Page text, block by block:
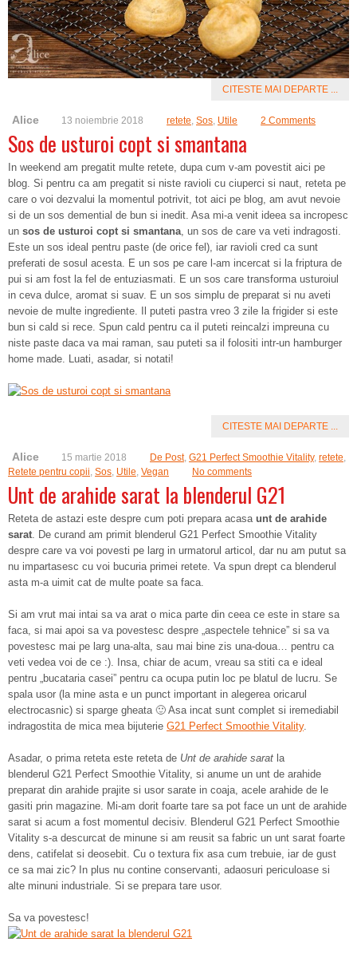
CITESTE MAI DEPARTE ...
Alice 13 noiembrie 2018 retete, Sos, Utile 2 Comments
Sos de usturoi copt si smantana
In weekend am pregatit multe retete, dupa cum v-am povestit aici pe
blog. Si pentru ca am pregatit si niste ravioli cu ciuperci si naut, reteta pe
care o voi dezvalui la momentul potrivit, tot aici pe blog, am avut nevoie
si de un sos demential de bun si inedit. Asa mi-a venit ideea sa incropesc
un sos de usturoi copt si smantana, un sos de care va veti indragosti.
Este un sos ideal pentru paste (de orice fel), iar ravioli cred ca sunt
preferati de sosul acesta. E un sos pe care l-am incercat si la friptura de
pui si am fost la fel de entuziasmati. E un sos care transforma usturoiul
in ceva dulce, aromat si suav. E un sos simplu de preparat si nu aveti
nevoie de multe ingrediente. Il puteti pastra vreo 3 zile la frigider si este
bun si cald si rece. Spun cald pentru ca il puteti reincalzi impreuna cu
niste paste daca va mai raman, sau puteti sa il folositi intr-un hamburger
home made. Luati, asadar, si notati!
CITESTE MAI DEPARTE ...
Alice 15 martie 2018 De Post, G21 Perfect Smoothie Vitality, retete,
Retete pentru copii, Sos, Utile, Vegan No comments
Unt de arahide sarat la blenderul G21
Reteta de astazi este despre cum poti prepara acasa unt de arahide
sarat. De curand am primit blenderul G21 Perfect Smoothie Vitality
despre care va voi povesti pe larg in urmatorul articol, dar nu am putut sa
nu impartasesc cu voi bucuria primei retete. Va spun drept ca blenderul
asta m-a uimit cat de multe poate sa faca.
Si am vrut mai intai sa va arat o mica parte din ceea ce este in stare sa
faca, si mai apoi sa va povestesc despre „aspectele tehnice” si sa va
povestesc mai pe larg una-alta, sau mai bine zis una-doua… pentru ca
veti vedea voi de ce :). Insa, chiar de acum, vreau sa stiti ca e ideal
pentru „bucataria casei” pentru ca ocupa putin loc pe blatul de lucru. Se
spala usor (la mine asta e un punct important in alegerea oricarul
electrocasnic) si sparge gheata 🙂 Asa incat sunt complet si iremediabil
indragostita de mica mea bijuterie G21 Perfect Smoothie Vitality.
Asadar, o prima reteta este reteta de Unt de arahide sarat la
blenderul G21 Perfect Smoothie Vitality, si anume un unt de arahide
preparat din arahide prajite si usor sarate in coaja, acele arahide de le
gasiti prin magazine. Mi-am dorit foarte tare sa pot face un unt de arahide
sarat si acum a fost momentul decisiv. Blenderul G21 Perfect Smoothie
Vitality s-a descurcat de minune si am reusit sa fabric un unt sarat foarte
dens, catifelat si deosebit. Cu o textura fix asa cum trebuie, iar de gust
ce sa mai zic? In plus nu contine conservanti, adaosuri periculoase si
alte minuni industriale. Si se prepara tare usor.
Sa va povestesc!